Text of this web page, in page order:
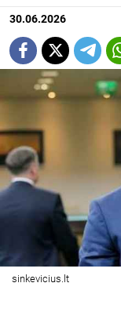
30.06.2026
sinkevicius.lt